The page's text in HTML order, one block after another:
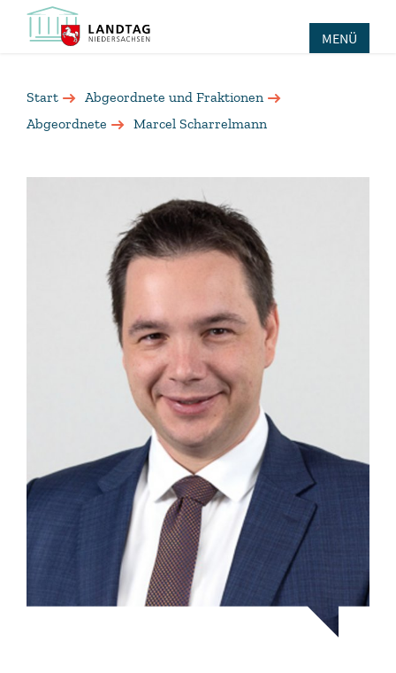
MENÜ
Start
Abgeordnete und Fraktionen
Abgeordnete
Marcel Scharrelmann